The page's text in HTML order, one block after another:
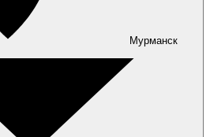
Мурманск